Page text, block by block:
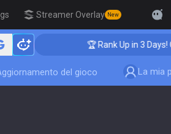
Streamer Overlay New
🏆 Rank Up in 3 Days!
del gioco La mia